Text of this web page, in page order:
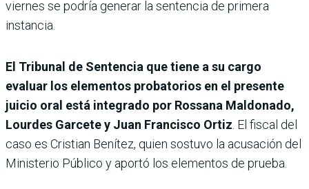
viernes se podría generar la sentencia de primera
instancia.
El Tribunal de Sentencia que tiene a su cargo
evaluar los elementos probatorios en el presente
juicio oral está integrado por Rossana Maldonado,
Lourdes Garcete y Juan Francisco Ortiz . El fiscal del
caso es Cristian Benítez, quien sostuvo la acusación del
Ministerio Público y aportó los elementos de prueba.